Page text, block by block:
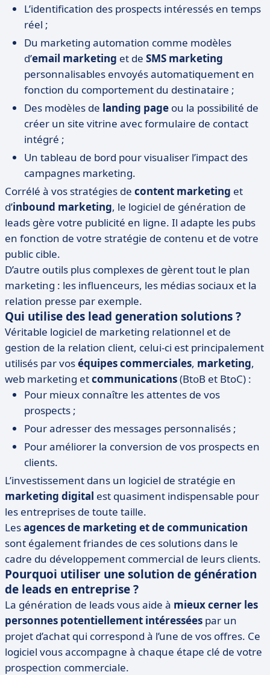
L’identification des prospects intéressés en temps
réel ;
Du marketing automation comme modèles
d’email marketing et de SMS marketing
personnalisables envoyés automatiquement en
fonction du comportement du destinataire ;
Des modèles de landing page ou la possibilité de
créer un site vitrine avec formulaire de contact
intégré ;
Un tableau de bord pour visualiser l’impact des
campagnes marketing.
Corrélé à vos stratégies de content marketing et
d’inbound marketing, le logiciel de génération de
leads gère votre publicité en ligne. Il adapte les pubs
en fonction de votre stratégie de contenu et de votre
public cible.
D’autre outils plus complexes de gèrent tout le plan
marketing : les influenceurs, les médias sociaux et la
relation presse par exemple.
Qui utilise des lead generation solutions ?
Véritable logiciel de marketing relationnel et de
gestion de la relation client, celui-ci est principalement
utilisés par voséquipes commerciales, marketing,
web marketing etcommunications(BtoB et BtoC) :
Pour mieux connaître les attentes de vos
prospects ;
Pour adresser des messages personnalisés ;
Pour améliorer la conversion de vos prospects en
clients.
L’investissement dans un logiciel de stratégie en
marketing digital est quasiment indispensable pour
les entreprises de toute taille.
Lesagences de marketing et de communication
sont également friandes de ces solutions dans le
cadre du développement commercial de leurs clients.
Pourquoi utiliser une solution de génération
de leads en entreprise ?
La génération de leads vous aide à mieux cerner les
personnes potentiellement intéressées par un
projet d’achat qui correspond à l’une de vos offres. Ce
logiciel vous accompagne à chaque étape clé de votre
prospection commerciale.